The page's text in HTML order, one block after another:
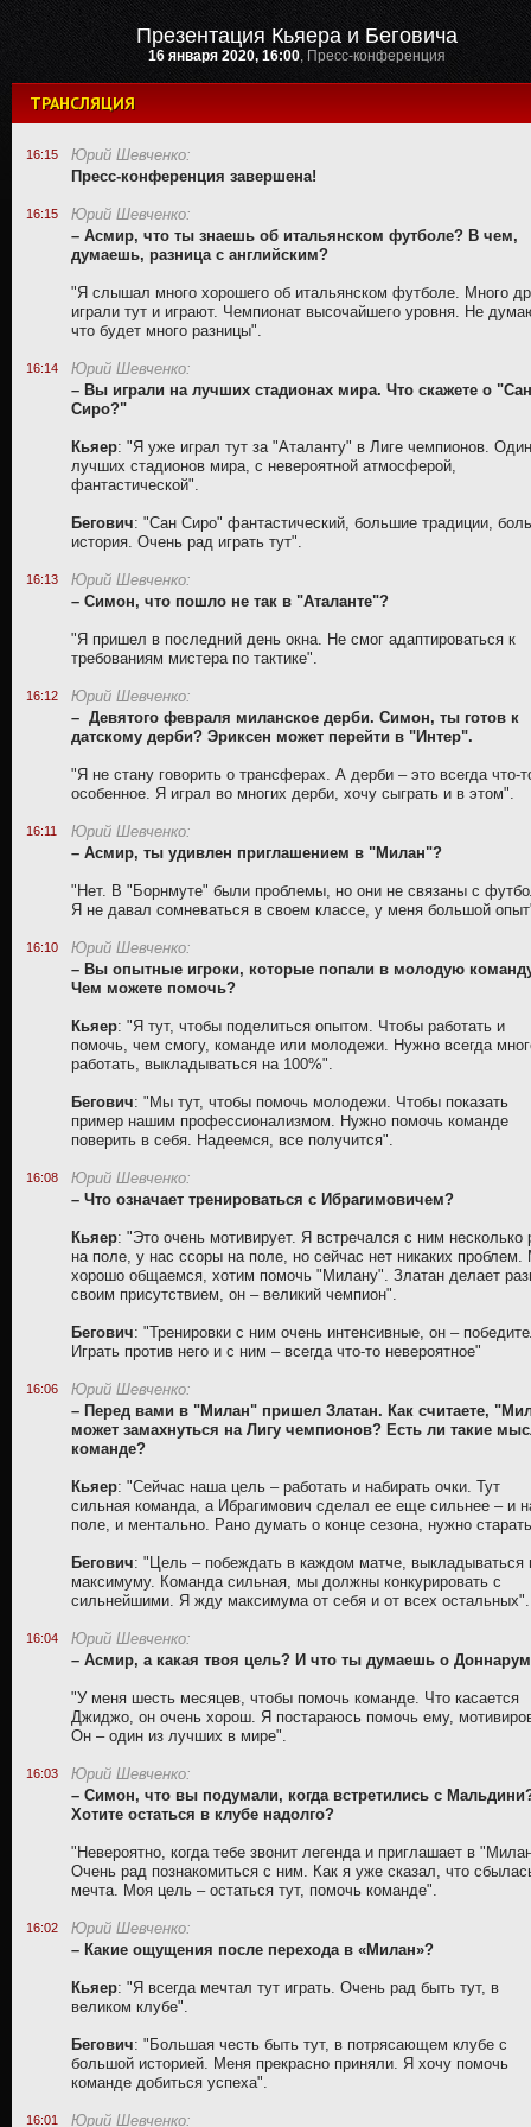
Презентация Кьяера и Беговича
16 января 2020, 16:00, Пресс-конференция
ТРАНСЛЯЦИЯ
16:15
Юрий Шевченко:
Пресс-конференция завершена!
16:15
Юрий Шевченко:
– Асмир, что ты знаешь об итальянском футболе? В чем,
думаешь, разница с английским?
"Я слышал много хорошего об итальянском футболе. Много
играли тут и играют. Чемпионат высочайшего уровня. Не
что будет много разницы".
16:14
Юрий Шевченко:
– Вы играли на лучших стадионах мира. Что скажете о "Сан
Сиро?"
Кьяер: "Я уже играл тут за "Аталанту" в Лиге чемпионов.
лучших стадионов мира, с невероятной атмосферой,
фантастической".
Бегович: "Сан Сиро" фантастический, большие традиции,
история. Очень рад играть тут".
16:13
Юрий Шевченко:
– Симон, что пошло не так в "Аталанте"?
"Я пришел в последний день окна. Не смог адаптироваться к
требованиям мистера по тактике".
16:12
Юрий Шевченко:
– Девятого февраля миланское дерби. Симон, ты готов к
датскому дерби? Эриксен может перейти в "Интер".
"Я не стану говорить о трансферах. А дерби – это всегда что-
особенное. Я играл во многих дерби, хочу сыграть и в этом".
16:11
Юрий Шевченко:
– Асмир, ты удивлен приглашением в "Милан"?
"Нет. В "Борнмуте" были проблемы, но они не связаны с
Я не давал сомневаться в своем классе, у меня большой
16:10
Юрий Шевченко:
– Вы опытные игроки, которые попали в молодую
Чем можете помочь?
Кьяер: "Я тут, чтобы поделиться опытом. Чтобы работать и
помочь, чем смогу, команде или молодежи. Нужно всегда
работать, выкладываться на 100%".
Бегович: "Мы тут, чтобы помочь молодежи. Чтобы показать
пример нашим профессионализмом. Нужно помочь команде
поверить в себя. Надеемся, все получится".
16:08
Юрий Шевченко:
– Что означает тренироваться с Ибрагимовичем?
Кьяер: "Это очень мотивирует. Я встречался с ним несколько
на поле, у нас ссоры на поле, но сейчас нет никаких
хорошо общаемся, хотим помочь "Милану". Златан делает
своим присутствием, он – великий чемпион".
Бегович: "Тренировки с ним очень интенсивные, он –
Играть против него и с ним – всегда что-то невероятное"
16:06
Юрий Шевченко:
– Перед вами в "Милан" пришел Златан. Как считаете,
может замахнуться на Лигу чемпионов? Есть ли такие
команде?
Кьяер: "Сейчас наша цель – работать и набирать очки. Тут
сильная команда, а Ибрагимович сделал ее еще сильнее – и
поле, и ментально. Рано думать о конце сезона, нужно
Бегович: "Цель – побеждать в каждом матче, выкладываться
максимуму. Команда сильная, мы должны конкурировать с
сильнейшими. Я жду максимума от себя и от всех остальных".
16:04
Юрий Шевченко:
– Асмир, а какая твоя цель? И что ты думаешь о
"У меня шесть месяцев, чтобы помочь команде. Что касается
Джиджо, он очень хорош. Я постараюсь помочь ему,
Он – один из лучших в мире".
16:03
Юрий Шевченко:
– Симон, что вы подумали, когда встретились с
Хотите остаться в клубе надолго?
"Невероятно, когда тебе звонит легенда и приглашает в
Очень рад познакомиться с ним. Как я уже сказал, что
мечта. Моя цель – остаться тут, помочь команде".
16:02
Юрий Шевченко:
– Какие ощущения после перехода в «Милан»?
Кьяер: "Я всегда мечтал тут играть. Очень рад быть тут, в
великом клубе".
Бегович: "Большая честь быть тут, в потрясающем клубе с
большой историей. Меня прекрасно приняли. Я хочу помочь
команде добиться успеха".
16:01 Юрий Шевченко: